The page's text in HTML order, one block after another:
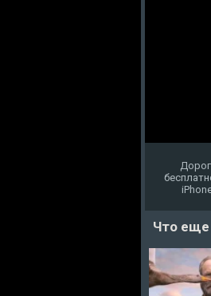
Что еще